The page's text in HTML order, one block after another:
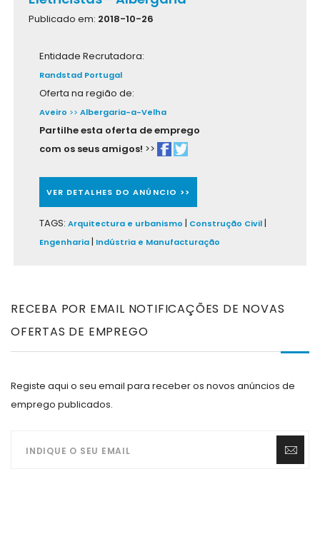
Publicado em: 2018-10-26
Entidade Recrutadora:
Randstad Portugal
Oferta na região de:
Aveiro >> Albergaria-a-Velha
Partilhe esta oferta de emprego
com os seus amigos! >>
VER DETALHES DO ANÚNCIO >>
TAGS: Arquitectura e urbanismo | Construção Civil|
Engenharia| Indústria e Manufacturação
RECEBA POR EMAIL NOTIFICAÇÕES DE NOVAS
OFERTAS DE EMPREGO
Registe aqui o seu email para receber os novos anúncios de
emprego publicados.